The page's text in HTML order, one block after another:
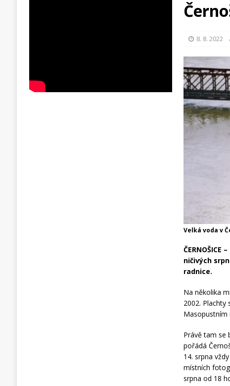
8. 8. 2022
Velká voda v
ničivých
radnice.
Na několika
2002.
Masopustním
Právě tam se
pořádá
14. srpna
místních
srpna od 18